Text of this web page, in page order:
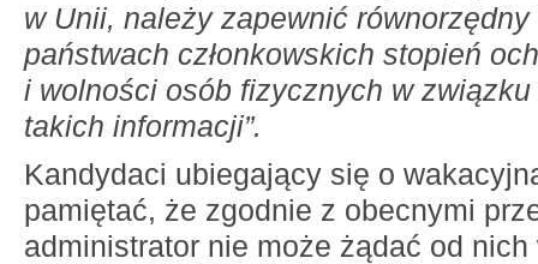
w Unii, należy zapewnić
państwach członkowskich stopień
i wolności osób fizycznych w
takich informacji”.
Kandydaci ubiegający się o
pamiętać, że zgodnie z obecnymi
administrator nie może żądać od